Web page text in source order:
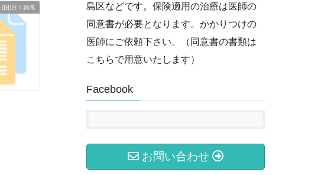
(旧)日々雑感
島区などです。保険適用の治療は医師の
同意書が必要となります。かかりつけの
医師にご依頼下さい。（同意書の書類は
こちらで用意いたします）
Facebook
お問い合わせ